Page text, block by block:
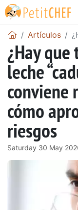
Artículos
¿Hay
leche
conviene
cómo
riesgos
Saturday 30 May